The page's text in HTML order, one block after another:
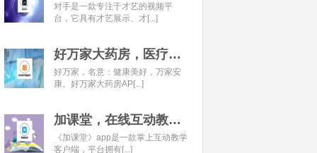
对手是一款专注于才艺的视频平
台，它具有才艺展示、才[...]
好万家大药房，医疗健康APP开发经典案例
好万家，名意：健康美好，万家安
康。好万家大药房AP[...]
加课堂，在线互动教育APP经典案例
《加课堂》app是一款掌上互动教学
客户端，平台拥有[...]